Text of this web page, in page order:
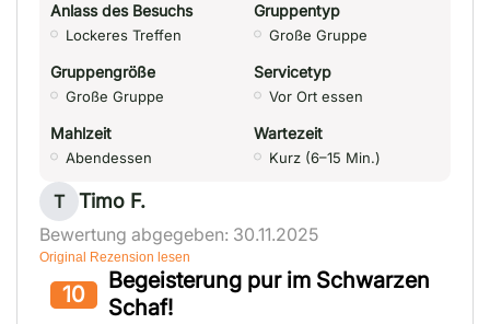
Anlass des Besuchs
Lockeres Treffen
Gruppentyp
Große Gruppe
Gruppengröße
Große Gruppe
Servicetyp
Vor Ort essen
Mahlzeit
Abendessen
Wartezeit
Kurz (6–15 Min.)
T Timo F.
Bewertung abgegeben: 30.11.2025
Original Rezension lesen
10
Begeisterung pur im Schwarzen
Schaf!